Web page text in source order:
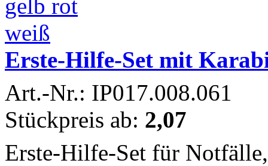
Erste-Hilfe-Set mit
Art.-Nr.: IP017.008.061
Stückpreis ab: 2,07
Erste-Hilfe-Set für